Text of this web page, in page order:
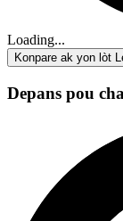
Loading...
Konpare ak yon lòt
Depans pou